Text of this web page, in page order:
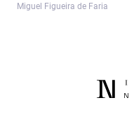
Miguel Figueira de Faria